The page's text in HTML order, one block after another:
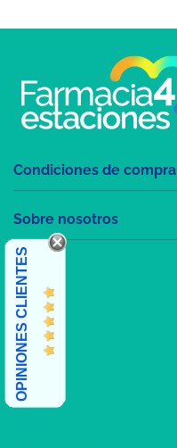
Condiciones de compra
Sobre nosotros
OPINIONES CLIENTES